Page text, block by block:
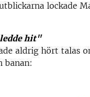
lockade
hit"
aldrig hört talas
banan: